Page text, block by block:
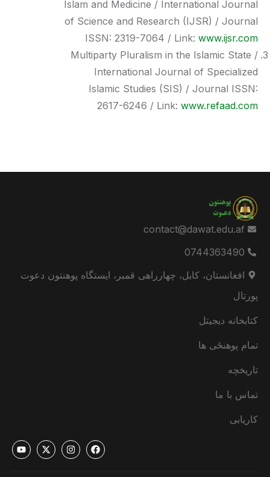
Islam and Medicine / International Journal
of Science and Research (IJSR) / Journal
ISSN: 2319-7064 / Link: www.ijsr.com
Multiparty Pluralism in the Islamic State /
International Journal of Specialized
Islamic Studies (SIS) / Journal ISSN:
2617-6246 / Link: www.refaad.com
contact@dawat.edu.af
0744363490
افغانستان، کابل، چهارراهی قمبر، ایستگاه پوهنتون دعوت
پورتال
کتابخانه دیجیتل
تمام پوهنځی ها
تاریخچه
تماس با ما
کاریابی